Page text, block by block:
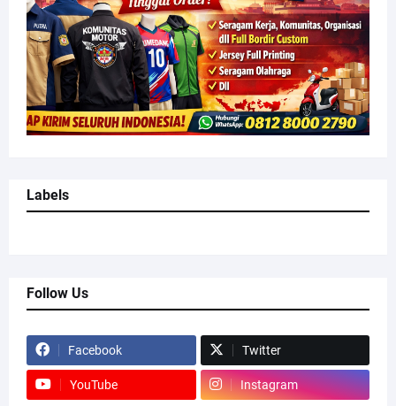
Labels
Follow Us
Facebook Twitter
YouTube Instagram